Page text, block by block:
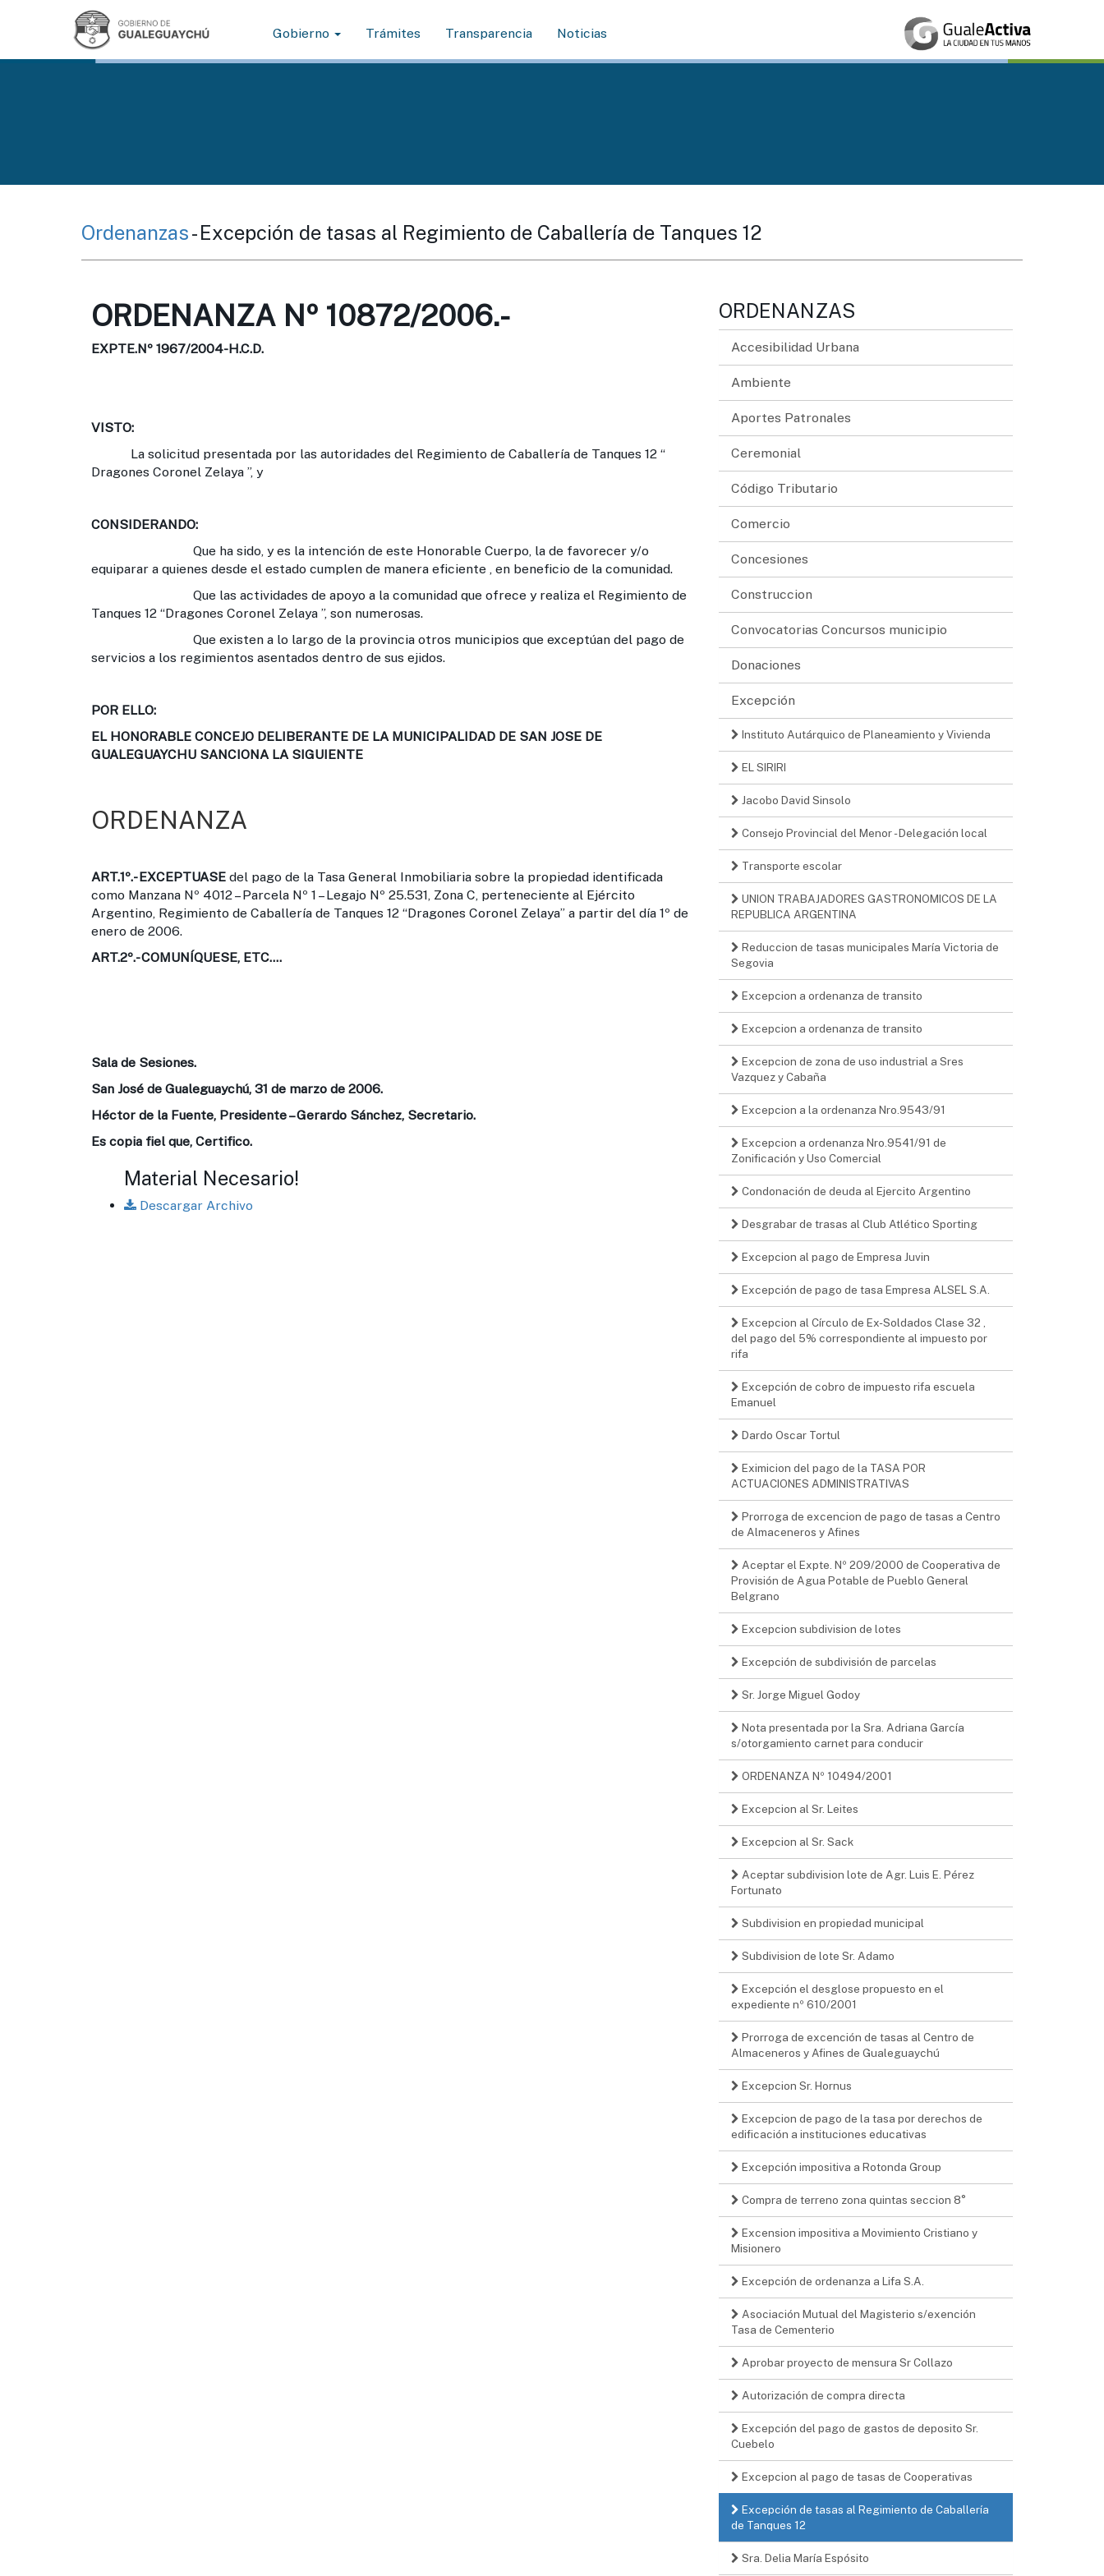
Gobierno Trámites Transparencia Noticias
Ordenanzas- Excepción de tasas al Regimiento de Caballería de Tanques 12
ORDENANZA Nº 10872/2006.-
EXPTE.Nº 1967/2004-H.C.D.
VISTO:
La solicitud presentada por las autoridades del Regimiento de Caballería de Tanques 12 “
Dragones Coronel Zelaya ”, y
CONSIDERANDO:
Que ha sido, y es la intención de este Honorable Cuerpo, la de favorecer y/o
equiparar a quienes desde el estado cumplen de manera eficiente , en beneficio de la comunidad.
Que las actividades de apoyo a la comunidad que ofrece y realiza el Regimiento de
Tanques 12 “Dragones Coronel Zelaya ”, son numerosas.
Que existen a lo largo de la provincia otros municipios que exceptúan del pago de
servicios a los regimientos asentados dentro de sus ejidos.
POR ELLO:
EL HONORABLE CONCEJO DELIBERANTE DE LA MUNICIPALIDAD DE SAN JOSE DE
GUALEGUAYCHU SANCIONA LA SIGUIENTE
ORDENANZA
ART.1º.-EXCEPTUASE del pago de la Tasa General Inmobiliaria sobre la propiedad identificada
como Manzana Nº 4012 – Parcela Nº 1 – Legajo Nº 25.531, Zona C, perteneciente al Ejército
Argentino, Regimiento de Caballería de Tanques 12 “Dragones Coronel Zelaya” a partir del día 1º de
enero de 2006.
ART.2º.-COMUNÍQUESE, ETC....
Sala de Sesiones.
San José de Gualeguaychú, 31 de marzo de 2006.
Héctor de la Fuente, Presidente – Gerardo Sánchez, Secretario.
Es copia fiel que, Certifico.
Material Necesario!
Descargar Archivo
ORDENANZAS
Accesibilidad Urbana
Ambiente
Aportes Patronales
Ceremonial
Código Tributario
Comercio
Concesiones
Construccion
Convocatorias Concursos municipio
Donaciones
Excepción
Instituto Autárquico de Planeamiento y Vivienda
EL SIRIRI
Jacobo David Sinsolo
Consejo Provincial del Menor - Delegación local
Transporte escolar
UNION TRABAJADORES GASTRONOMICOS DE LA
REPUBLICA ARGENTINA
Reduccion de tasas municipales María Victoria de
Segovia
Excepcion a ordenanza de transito
Excepcion a ordenanza de transito
Excepcion de zona de uso industrial a Sres
Vazquez y Cabaña
Excepcion a la ordenanza Nro.9543/91
Excepcion a ordenanza Nro.9541/91 de
Zonificación y Uso Comercial
Condonación de deuda al Ejercito Argentino
Desgrabar de trasas al Club Atlético Sporting
Excepcion al pago de Empresa Juvin
Excepción de pago de tasa Empresa ALSEL S.A.
Excepcion al Círculo de Ex-Soldados Clase 32 ,
del pago del 5% correspondiente al impuesto por
rifa
Excepción de cobro de impuesto rifa escuela
Emanuel
Dardo Oscar Tortul
Eximicion del pago de la TASA POR
ACTUACIONES ADMINISTRATIVAS
Prorroga de excencion de pago de tasas a Centro
de Almaceneros y Afines
Aceptar el Expte. Nº 209/2000 de Cooperativa de
Provisión de Agua Potable de Pueblo General
Belgrano
Excepcion subdivision de lotes
Excepción de subdivisión de parcelas
Sr. Jorge Miguel Godoy
Nota presentada por la Sra. Adriana García
s/otorgamiento carnet para conducir
ORDENANZA Nº 10494/2001
Excepcion al Sr. Leites
Excepcion al Sr. Sack
Aceptar subdivision lote de Agr. Luis E. Pérez
Fortunato
Subdivision en propiedad municipal
Subdivision de lote Sr. Adamo
Excepción el desglose propuesto en el
expediente nº 610/2001
Prorroga de excención de tasas al Centro de
Almaceneros y Afines de Gualeguaychú
Excepcion Sr. Hornus
Excepcion de pago de la tasa por derechos de
edificación a instituciones educativas
Excepción impositiva a Rotonda Group
Compra de terreno zona quintas seccion 8°
Excension impositiva a Movimiento Cristiano y
Misionero
Excepción de ordenanza a Lifa S.A.
Asociación Mutual del Magisterio s/exención
Tasa de Cementerio
Aprobar proyecto de mensura Sr Collazo
Autorización de compra directa
Excepción del pago de gastos de deposito Sr.
Cuebelo
Excepcion al pago de tasas de Cooperativas
Excepción de tasas al Regimiento de Caballería
de Tanques 12
Sra. Delia María Espósito